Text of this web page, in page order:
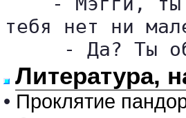
тебя нет ни
- Да? Ты
Литература,
• Проклятие